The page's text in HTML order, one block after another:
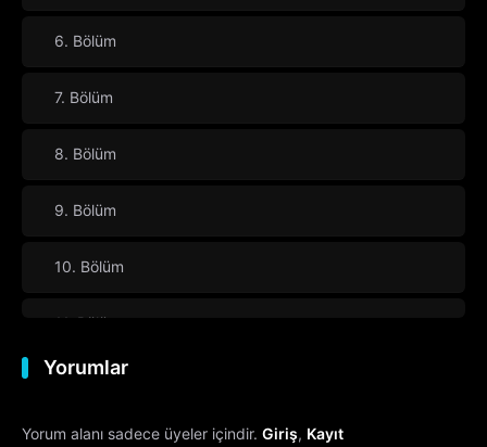
6. Bölüm
7. Bölüm
8. Bölüm
9. Bölüm
10. Bölüm
11. Bölüm
12. Bölüm
13. Bölüm
Yorumlar
Yorum alanı sadece üyeler içindir. Giriş, Kayıt